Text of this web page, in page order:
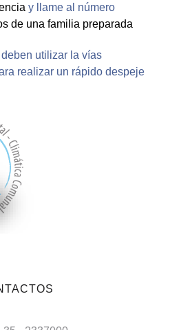
y llame al número
de una familia preparada
utilizar la vías
realizar un rápido despeje